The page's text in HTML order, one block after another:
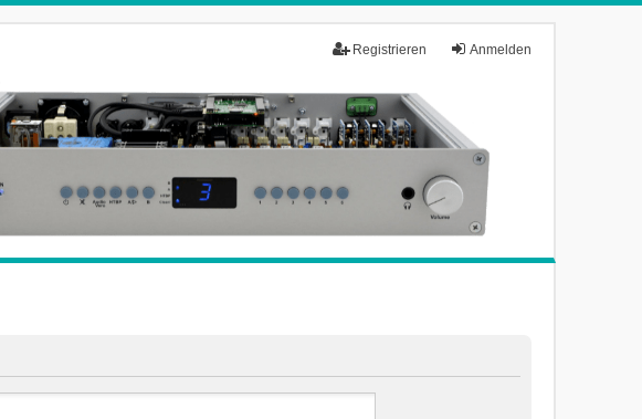
Anmelden
Registrieren